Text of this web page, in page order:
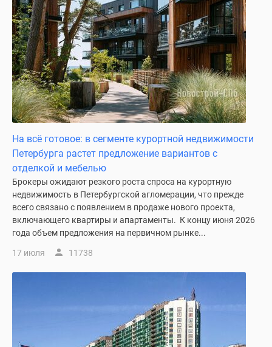
На всё готовое: в сегменте курортной недвижимости
Петербурга растет предложение вариантов с
отделкой и мебелью
Брокеры ожидают резкого роста спроса на курортную
недвижимость в Петербургской агломерации, что прежде
всего связано с появлением в продаже нового проекта,
включающего квартиры и апартаменты. К концу июня 2026
года объем предложения на первичном рынке...
17 июля 11738